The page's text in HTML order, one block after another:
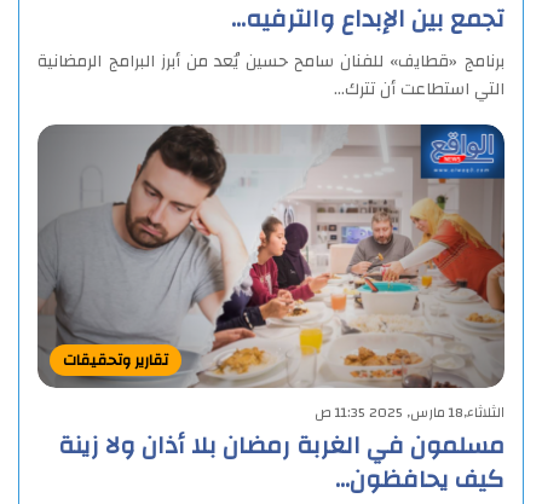
تجمع بين الإبداع والترفيه…
برنامج «قطايف» للفنان سامح حسين يُعد من أبرز البرامج الرمضانية
التي استطاعت أن تترك…
تقارير وتحقيقات
الثلاثاء,18 مارس, 2025 11:35 ص
مسلمون في الغربة رمضان بلا أذان ولا زينة
كيف يحافظون…